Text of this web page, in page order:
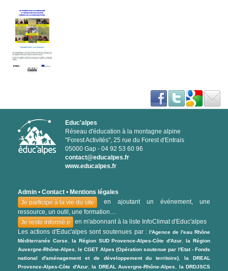
Educ'alpes
Réseau d'éducation à la montagne alpine
"Forest Activités", 25 rue du Forest d'Entrais
05000 Gap - 04 92 53 60 96
contact@educalpes.fr
www.educalpes.fr
Admin • Contact • Mentions légales
Je participe à la vie du site
en ajoutant un événement, une
ressource, un outil, une formation…
Je reste informé.e
en m'abonnant à la liste InfoClimat d'Educ'alpes
Les actions d'Educ'alpes sont soutenues par : l'Agence de l'eau Rhône
Méditerranée Corse, la Région SUD Provence-Alpes-Côte d'Azur ,la Région
Auvergne-Rhône-Alpes ,le CGET Alpes (Opération soutenue par l'Etat - Fonds
national d'aménagement et de développement du territoire) ,la DREAL
Provence-Alpes-Côte d'Azur, la DREAL Auvergne-Rhône-Alpes la DRDJSCS